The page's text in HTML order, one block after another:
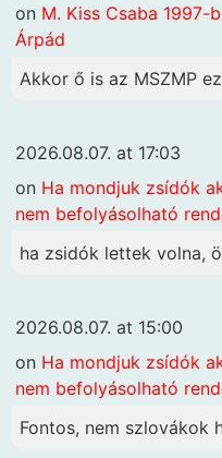
on M. Kiss Csaba 1997-
Árpád
Akkor ő is az MSZMP
2026.08.07. at 17:03
on Ha mondjuk zsídók
nem befolyásolható
ha zsidók lettek volna,
2026.08.07. at 15:00
on Ha mondjuk zsídók
nem befolyásolható
Fontos, nem szlovákok